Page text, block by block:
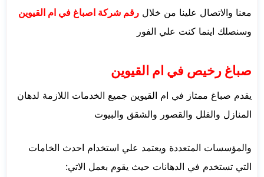
معنا والاتصال علينا من خلال رقم شركة اصباغ في ام القيوين
وسنصلك اينما كنت علي الفور
صباغ رخيص في ام القيوين
يقدم صباغ ممتاز في ام القيوين جميع الخدمات اللازمة لدهان
المنازل والفلل والقصور والشقق والبيوت
والمؤسسات المتعددة ويعتمد علي استخدام احدث الخامات
التي تستخدم في الدهانات حيث يقوم بعمل الاتي: